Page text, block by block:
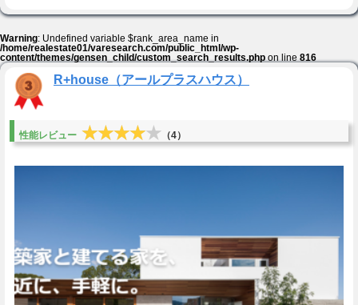
Warning: Undefined variable $rank_area_name in
/home/realestate01/varesearch.com/public_html/wp-
content/themes/gensen_child/custom_search_results.php on line 816
R+house（アールプラスハウス）
性能レビュー ★★★★★
★★★★★ （4）